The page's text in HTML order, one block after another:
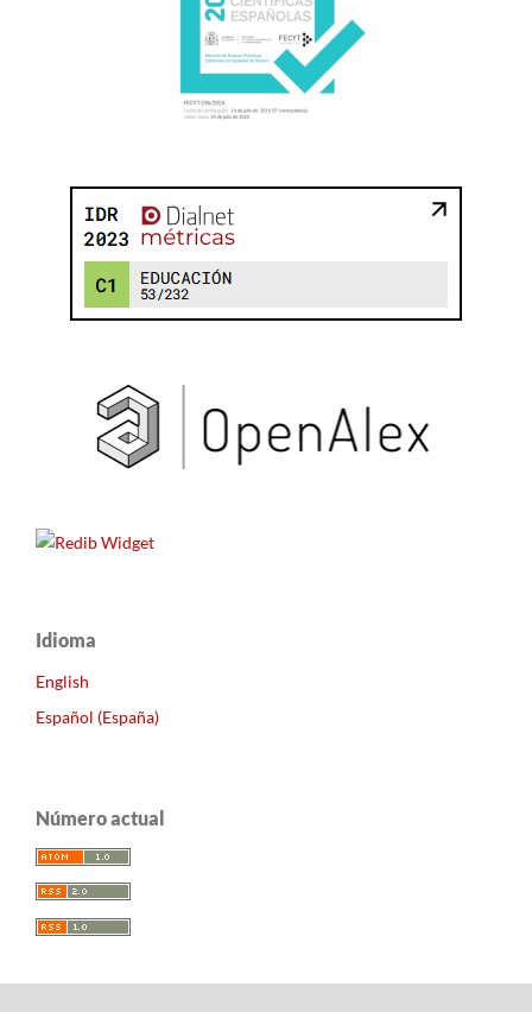
Idioma
English
Español (España)
Número actual